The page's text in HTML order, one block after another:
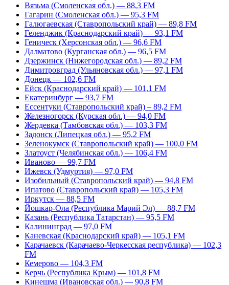
Вязьма (Смоленская обл.) — 88,3 FM
Гагарин (Смоленская обл.) — 95,3 FM
Галюгаевская (Ставропольский край) — 89,8 FM
Геленджик (Краснодарский край) — 93,1 FM
Геническ (Херсонская обл.) — 96,6 FM
Далматово (Курганская обл.) — 96,5 FM
Дзержинск (Нижегородская обл.) — 89,2 FM
Димитровград (Ульяновская обл.) — 97,1 FM
Донецк — 102,6 FM
Ейск (Краснодарский край) — 101,1 FM
Екатеринбург — 93,7 FM
Ессентуки (Ставропольский край) – 89,2 FM
Железногорск (Курская обл.) — 94,0 FM
Жердевка (Тамбовская обл.) — 103,3 FM
Задонск (Липецкая обл.) — 95,2 FM
Зеленокумск (Ставропольский край) — 100,0 FM
Златоуст (Челябинская обл.) — 106,4 FM
Иваново — 99,7 FM
Ижевск (Удмуртия) — 97,0 FM
Изобильный (Ставропольский край) — 94,8 FM
Ипатово (Ставропольский край) — 105,3 FM
Иркутск — 88,5 FM
Йошкар-Ола (Республика Марий Эл) — 88,7 FM
Казань (Республика Татарстан) — 95,5 FM
Калининград — 97,0 FM
Каневская (Краснодарский край) — 105,1 FM
Карачаевск (Карачаево-Черкесская республика) — 102,3
FM
Кемерово — 104,3 FM
Керчь (Республика Крым) — 101,8 FM
Кинешма (Ивановская обл.) — 90,8 FM